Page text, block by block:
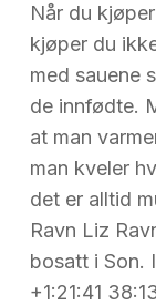
Når du
kjøper du
med sauene
de innfødte.
at man
man kveler
det er alltid
Ravn Liz
bosatt i Son.
+1:21:41